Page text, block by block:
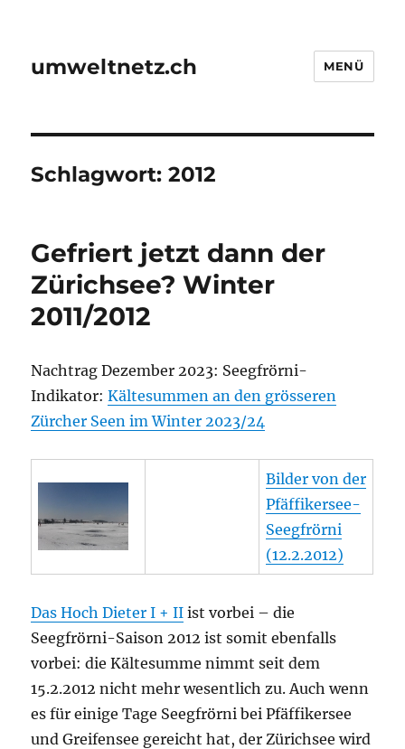
umweltnetz.ch MENÜ
Schlagwort:2012
Gefriert jetzt dann der
Zürichsee? Winter
2011/2012
Nachtrag Dezember 2023: Seegfrörni-
Indikator:Kältesummen an den grösseren
Zürcher Seen im Winter 2023/24
Bilder von der
Pfäffikersee-
Seegfrörni
(12.2.2012)
Das Hoch Dieter I + II ist vorbei – die
Seegfrörni-Saison 2012 ist somit ebenfalls
vorbei: die Kältesumme nimmt seit dem
15.2.2012 nicht mehr wesentlich zu. Auch wenn
es für einige Tage Seegfrörni bei Pfäffikersee
und Greifensee gereicht hat, der Zürichsee wird